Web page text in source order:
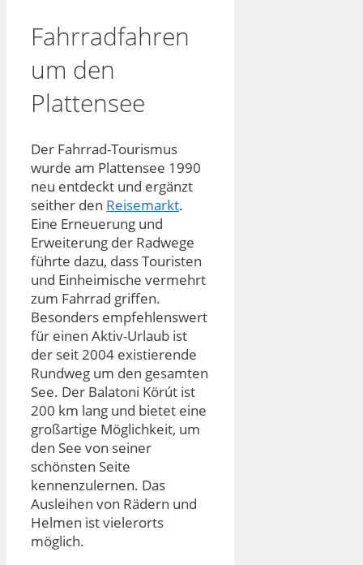
Fahrradfahren
um den
Plattensee
Der Fahrrad-Tourismus
wurde am Plattensee 1990
neu entdeckt und ergänzt
seither den Reisemarkt.
Eine Erneuerung und
Erweiterung der Radwege
führte dazu, dass Touristen
und Einheimische vermehrt
zum Fahrrad griffen.
Besonders empfehlenswert
für einen Aktiv-Urlaub ist
der seit 2004 existierende
Rundweg um den gesamten
See. Der Balatoni Körút ist
200 km lang und bietet eine
großartige Möglichkeit, um
den See von seiner
schönsten Seite
kennenzulernen. Das
Ausleihen von Rädern und
Helmen ist vielerorts
möglich.